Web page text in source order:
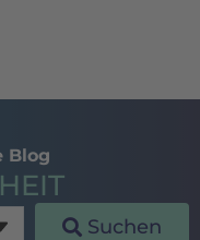
Blog
Suchen